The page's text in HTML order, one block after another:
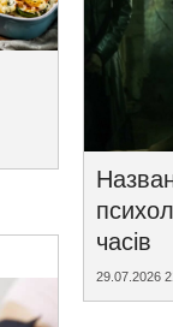
часів
29.07.2026